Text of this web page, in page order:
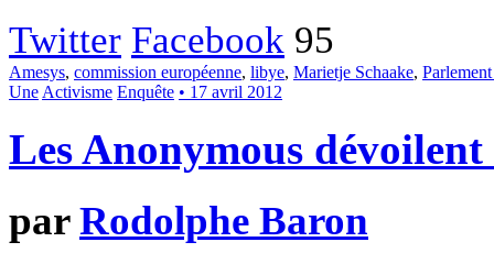
Twitter Facebook 95
Amesys, commission européenne, libye, Marietje Schaake,
UneActivisme Enquête • 17 avril 2012
Les Anonymous
parRodolphe Baron